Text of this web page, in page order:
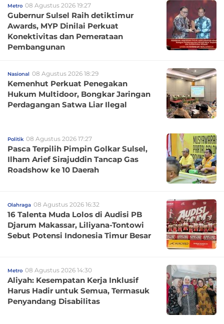
Metro 08 Agustus 2026 19:27
Gubernur Sulsel Raih detiktimur
Awards, MYP Dinilai Perkuat
Konektivitas dan Pemerataan
Pembangunan
Nasional 08 Agustus 2026 18:29
Kemenhut Perkuat Penegakan
Hukum Multidoor, Bongkar Jaringan
Perdagangan Satwa Liar Ilegal
Politik 08 Agustus 2026 17:27
Pasca Terpilih Pimpin Golkar Sulsel,
Ilham Arief Sirajuddin Tancap Gas
Roadshow ke 10 Daerah
Olahraga 08 Agustus 2026 16:32
16 Talenta Muda Lolos di Audisi PB
Djarum Makassar, Liliyana-Tontowi
Sebut Potensi Indonesia Timur Besar
Metro 08 Agustus 2026 14:30
Aliyah: Kesempatan Kerja Inklusif
Harus Hadir untuk Semua, Termasuk
Penyandang Disabilitas